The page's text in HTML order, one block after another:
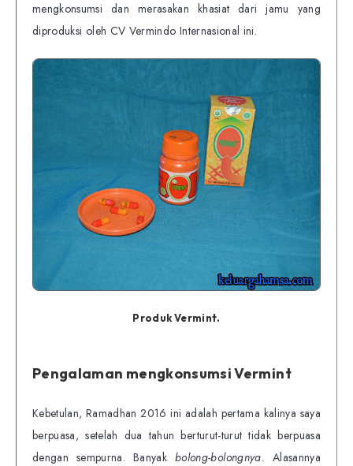
mengkonsumsi dan merasakan khasiat dari jamu yang
diproduksi oleh CV Vermindo Internasional ini.
Produk Vermint.
Pengalaman mengkonsumsi Vermint
Kebetulan, Ramadhan 2016 ini adalah pertama kalinya saya
berpuasa, setelah dua tahun berturut-turut tidak berpuasa
dengan sempurna. Banyakbolong-bolongnya. Alasannya